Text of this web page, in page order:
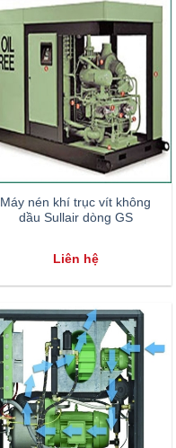
Máy nén khí trục vít không
dầu Sullair dòng GS
Liên hệ